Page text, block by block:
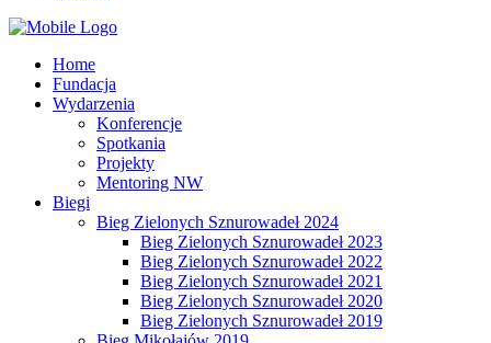
Home
Fundacja
Wydarzenia
Konferencje
Spotkania
Projekty
Mentoring NW
Biegi
Bieg Zielonych Sznurowadeł 2024
Bieg Zielonych Sznurowadeł 2023
Bieg Zielonych Sznurowadeł 2022
Bieg Zielonych Sznurowadeł 2021
Bieg Zielonych Sznurowadeł 2020
Bieg Zielonych Sznurowadeł 2019